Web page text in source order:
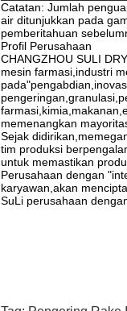
Catatan: Jumlah
air ditunjukkan pada
pemberitahuan
Profil Perusahaan
CHANGZHOU SULI
mesin farmasi,industri
memenangkan
Sejak
tim produksi
untuk memastikan
Perusahaan dengan
karyawan,akan
SuLi perusahaan